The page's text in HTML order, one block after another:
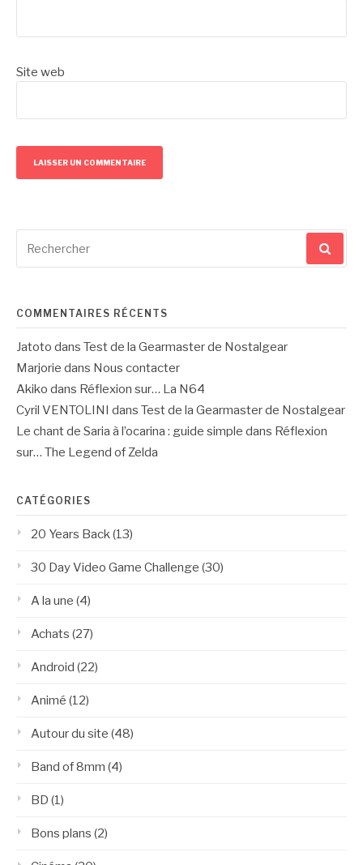
Site web
pour
COMMENTAIRES RÉCENTS
Jatoto dans Test de la Gearmaster de Nostalgear
Marjorie dans Nous contacter
Akiko dans Réflexion sur… La N64
Cyril VENTOLINI
dans Test de la Gearmaster de Nostalgear
Le chant de Saria à l’ocarina : guide simple dans Réflexion
sur… The Legend of Zelda
CATÉGORIES
20 Years Back(13)
30 Day Video Game Challenge (30)
A la une (4)
Achats (27)
Android (22)
Animé (12)
Autour du site (48)
Band of 8mm (4)
BD (1)
Bons plans (2)